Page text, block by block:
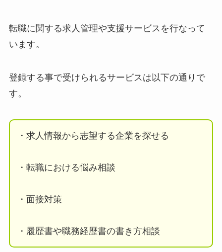
転職に関する求人管理や支援サービスを行なって
います。
登録する事で受けられるサービスは以下の通りで
す。
・求人情報から志望する企業を探せる
・転職における悩み相談
・面接対策
・履歴書や職務経歴書の書き方相談